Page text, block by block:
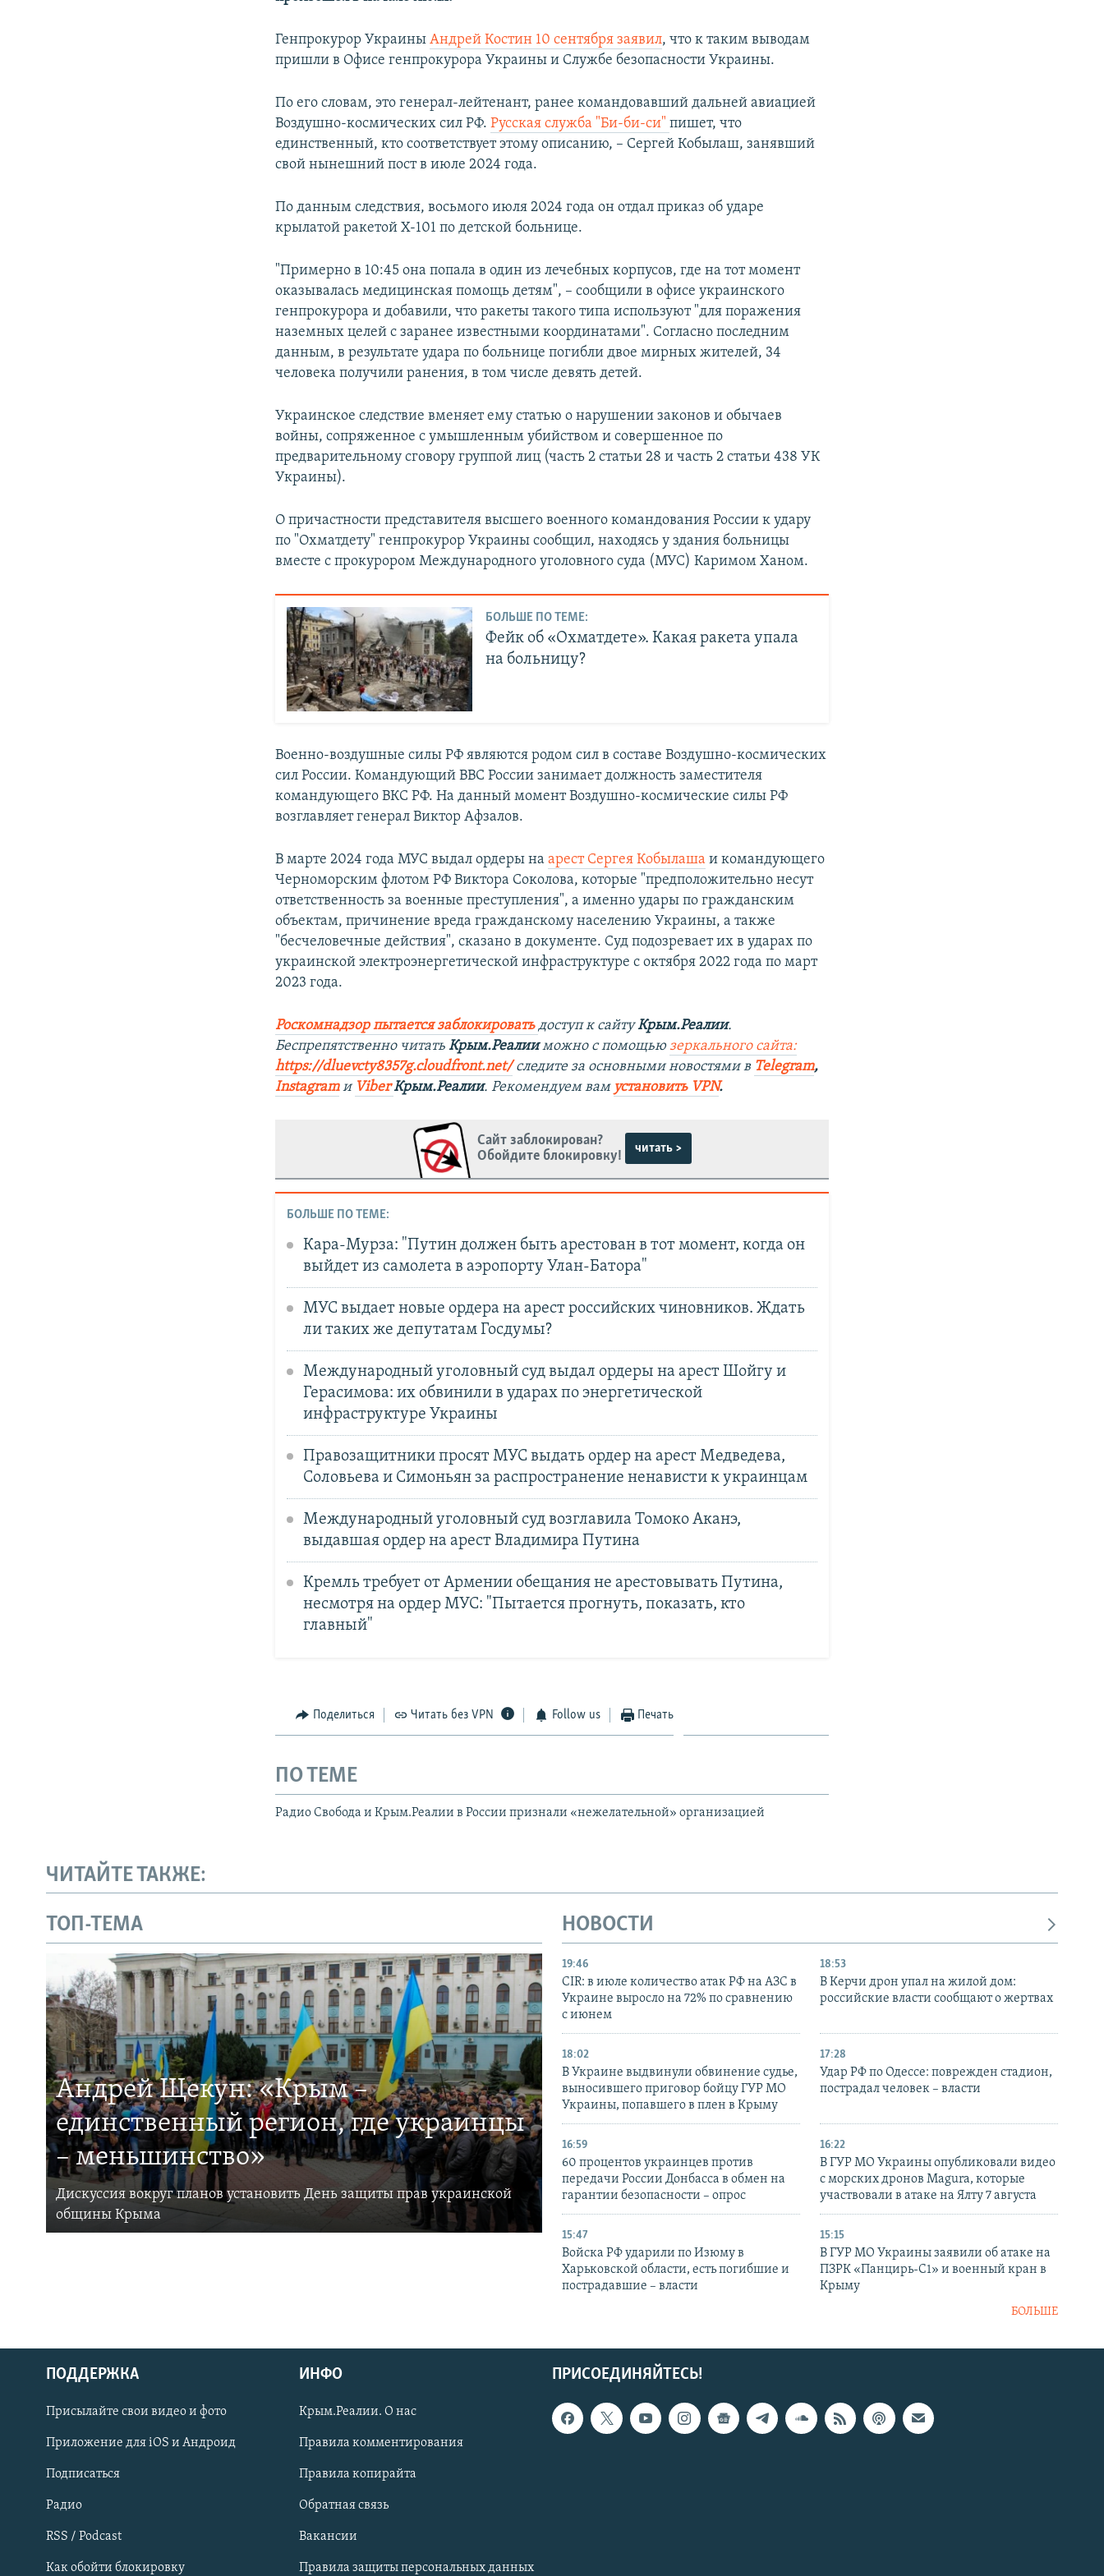
Українською
Qırımtatar
ПРИСОЕДИНЯЙТЕСЬ!
Генпрокурор УкраиныАндрей Костин 10 сентября заявил, что к таким выводам
пришли в Офисе генпрокурора Украины и Службе безопасности Украины.
По его словам, это генерал-лейтенант, ранее командовавший дальней авиацией
Воздушно-космических сил РФ.Русская служба "Би-би-си" пишет, что
единственный, кто соответствует этому описанию, – Сергей Кобылаш, занявший
свой нынешний пост в июле 2024 года.
По данным следствия, восьмого июля 2024 года он отдал приказ об ударе
крылатой ракетой Х-101 по детской больнице.
"Примерно в 10:45 она попала в один из лечебных корпусов, где на тот момент
оказывалась медицинская помощь детям", – сообщили в офисе украинского
генпрокурора и добавили, что ракеты такого типа используют "для поражения
наземных целей с заранее известными координатами". Согласно последним
данным, в результате удара по больнице погибли двое мирных жителей, 34
человека получили ранения, в том числе девять детей.
Украинское следствие вменяет ему статью о нарушении законов и обычаев
войны, сопряженное с умышленным убийством и совершенное по
предварительному сговору группой лиц (часть 2 статьи 28 и часть 2 статьи 438 УК
Украины).
О причастности представителя высшего военного командования России к удару
по "Охматдету" генпрокурор Украины сообщил, находясь у здания больницы
вместе с прокурором Международного уголовного суда (МУС) Каримом Ханом.
БОЛЬШЕ ПО ТЕМЕ:
Фейк об «Охматдете». Какая ракета упала
на больницу?
Военно-воздушные силы РФ являются родом сил в составе Воздушно-космических
сил России. Командующий ВВС России занимает должность заместителя
командующего ВКС РФ. На данный момент Воздушно-космические силы РФ
возглавляет генерал Виктор Афзалов.
В марте 2024 года МУС выдал ордеры наарест Сергея Кобылаша и командующего
Черноморским флотом РФ Виктора Соколова, которые "предположительно несут
ответственность за военные преступления", а именно удары по гражданским
объектам, причинение вреда гражданскому населению Украины, а также
"бесчеловечные действия", сказано в документе. Суд подозревает их в ударах по
украинской электроэнергетической инфраструктуре с октября 2022 года по март
2023 года.
Роскомнадзор пытается заблокировать доступ к сайтуКрым.Реалии.
Беспрепятственно читатьКрым.Реалииможно с помощьюзеркального сайта:
https://dluevcty8357g.cloudfront.net/ следите за основными новостями в Telegram,
Instagramи Viber Крым.Реалии. Рекомендуем вам установить VPN.
Сайт заблокирован?
Обойдите блокировку!
читать >
БОЛЬШЕ ПО ТЕМЕ:
Кара-Мурза: "Путин должен быть арестован в тот момент, когда он
выйдет из самолета в аэропорту Улан-Батора"
МУС выдает новые ордера на арест российских чиновников. Ждать
ли таких же депутатам Госдумы?
Международный уголовный суд выдал ордеры на арест Шойгу и
Герасимова: их обвинили в ударах по энергетической
инфраструктуре Украины
Правозащитники просят МУС выдать ордер на арест Медведева,
Соловьева и Симоньян за распространение ненависти к украинцам
Международный уголовный суд возглавила Томоко Аканэ,
выдавшая ордер на арест Владимира Путина
Кремль требует от Армении обещания не арестовывать Путина,
несмотря на ордер МУС: "Пытается прогнуть, показать, кто
главный"
Поделиться Читать без VPN Follow us Печать
ПО ТЕМЕ
Радио Свобода и Крым.Реалии в России признали «нежелательной» организацией
ЧИТАЙТЕ ТАКЖЕ:
ТОП-ТЕМА
Андрей Щекун: «Крым –
единственный регион, где украинцы
– меньшинство»
Дискуссия вокруг планов установить День защиты прав украинской
общины Крыма
НОВОСТИ
19:46
CIR: в июле количество атак РФ на АЗС в
Украине выросло на 72% по сравнению
с июнем
18:53
В Керчи дрон упал на жилой дом:
российские власти сообщают о жертвах
18:02
В Украине выдвинули обвинение судье,
выносившего приговор бойцу ГУР МО
Украины, попавшего в плен в Крыму
17:28
Удар РФ по Одессе: поврежден стадион,
пострадал человек – власти
16:59
60 процентов украинцев против
передачи России Донбасса в обмен на
гарантии безопасности – опрос
16:22
В ГУР МО Украины опубликовали видео
с морских дронов Magura, которые
участвовали в атаке на Ялту 7 августа
15:47
Войска РФ ударили по Изюму в
Харьковской области, есть погибшие и
пострадавшие – власти
15:15
В ГУР МО Украины заявили об атаке на
ПЗРК «Панцирь-С1» и военный кран в
Крыму
БОЛЬШЕ
ПРИСОЕДИНЯЙТЕСЬ!
ПОДДЕРЖКА
Присылайте свои видео и фото
Приложение для iOS и Андроид
Подписаться
Радио
RSS / Podcast
Как обойти блокировку
ИНФО
Крым.Реалии. О нас
Правила комментирования
Правила копирайта
Обратная связь
Вакансии
Правила защиты персональных данных